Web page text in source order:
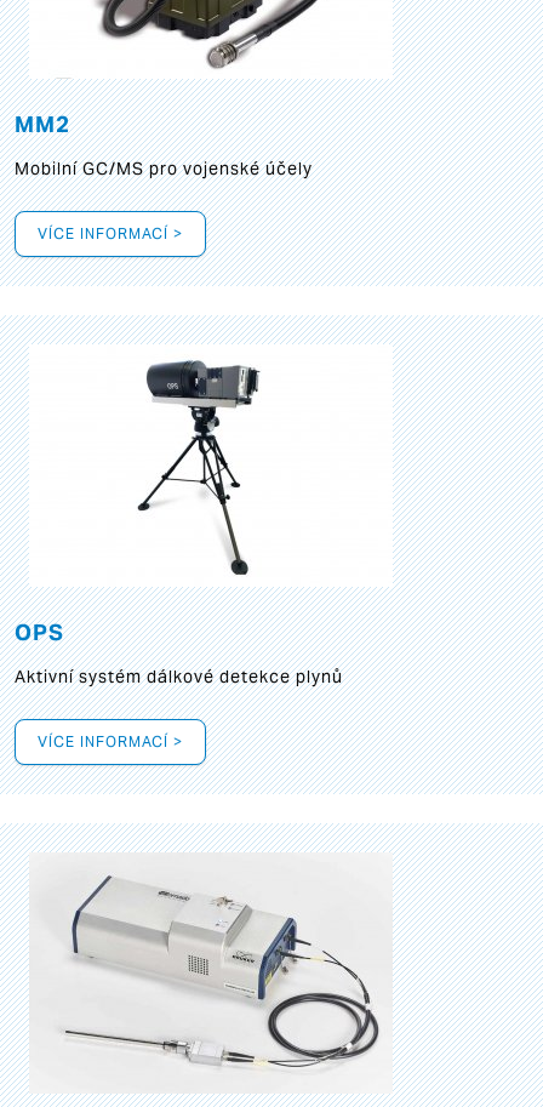
MM2
Mobilní GC/MS pro vojenské účely
VÍCE INFORMACÍ >
OPS
Aktivní systém dálkové detekce plynů
VÍCE INFORMACÍ >